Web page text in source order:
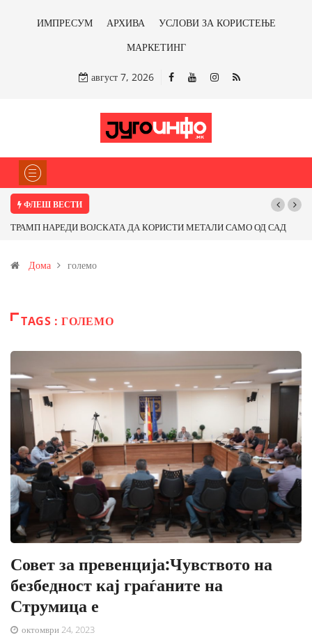
ИМПРЕСУМ АРХИВА
УСЛОВИ ЗА КОРИСТЕЊЕ
МАРКЕТИНГ
август 7, 2026
ФЛЕШ ВЕСТИ
ТРАМП НАРЕДИ ВОЈСКАТА ДА КОРИСТИ МЕТАЛИ САМО ОД САД
Иловица и со антимонот?
Дома големо
TAGS : ГОЛЕМО
Совет за превенција:Чувството на
безбедност кај граѓаните на
Струмица е
октомври 24, 2023